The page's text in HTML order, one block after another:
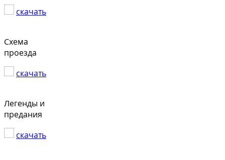
скачать
Схема
проезда
скачать
Легенды и
предания
скачать